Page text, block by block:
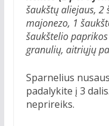
šaukštų aliejaus, 2
majonezo, 1
šaukštelio
granulių, aitriųjų
Sparnelius
padalykite į 3
neprireiks.